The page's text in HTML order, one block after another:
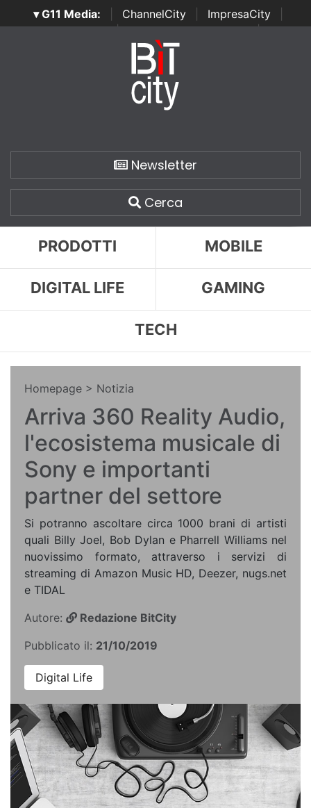
▾ G11 Media: ChannelCity ImpresaCity
SecurityOpenLab | Italian Channel Awards | Italian
Italian Security Awards
Newsletter
Cerca
PRODOTTI MOBILE
DIGITAL LIFE GAMING
TECH
Homepage > Notizia
Arriva 360 Reality Audio,
l'ecosistema musicale di
Sony e importanti
partner del settore
Si potranno ascoltare circa 1000 brani di artisti
quali Billy Joel, Bob Dylan e Pharrell Williams nel
nuovissimo formato, attraverso i servizi di
streaming di Amazon Music HD, Deezer, nugs.net
e TIDAL
Autore:
Redazione BitCity
Pubblicato il: 21/10/2019
Digital Life